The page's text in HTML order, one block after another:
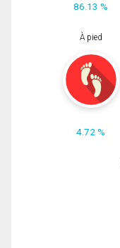
86.13 %
À pied
4.72 %